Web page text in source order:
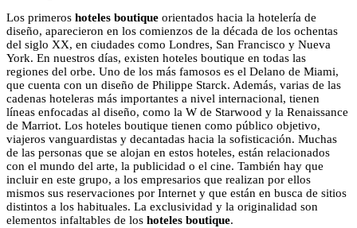
Los primeros hoteles boutique orientados hacia la hotelería de
diseño, aparecieron en los comienzos de la década de los ochentas
del siglo XX, en ciudades como Londres, San Francisco y Nueva
York. En nuestros días, existen hoteles boutique en todas las
regiones del orbe. Uno de los más famosos es el Delano de Miami,
que cuenta con un diseño de Philippe Starck. Además, varias de las
cadenas hoteleras más importantes a nivel internacional, tienen
líneas enfocadas al diseño, como la W de Starwood y la Renaissance
de Marriot. Los hoteles boutique tienen como público objetivo,
viajeros vanguardistas y decantadas hacia la sofisticación. Muchas
de las personas que se alojan en estos hoteles, están relacionados
con el mundo del arte, la publicidad o el cine. También hay que
incluir en este grupo, a los empresarios que realizan por ellos
mismos sus reservaciones por Internet y que están en busca de sitios
distintos a los habituales. La exclusividad y la originalidad son
elementos infaltables de los hoteles boutique.